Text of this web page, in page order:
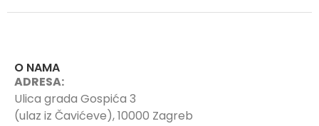
O NAMA
ADRESA:
Ulica grada Gospića 3
(ulaz iz Čavićeve), 10000 Zagreb